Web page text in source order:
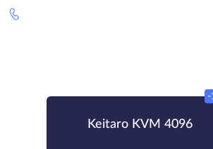
Keitaro KVM 4096
-